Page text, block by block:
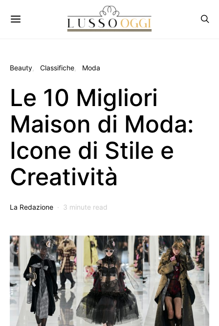
Beauty Classifiche Moda
Le 10 Migliori
Maison di Moda:
Icone di Stile e
Creatività
La Redazione 3 minute read